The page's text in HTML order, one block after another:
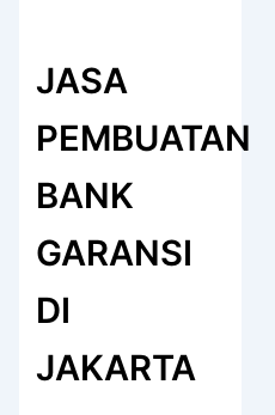
JASA
PEMBUATAN
BANK
GARANSI
DI
JAKARTA